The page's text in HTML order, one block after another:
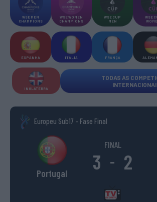
WSE MEN
CHAMPIONS
WSE WOMEN
CHAMPIONS
WSE CUP
MEN
WSE
ESPANHA ITÁLIA FRANÇA
INGLATERRA
TODAS AS
Europeu Sub17 - Fase Final
Portugal
FINAL
3 - 2